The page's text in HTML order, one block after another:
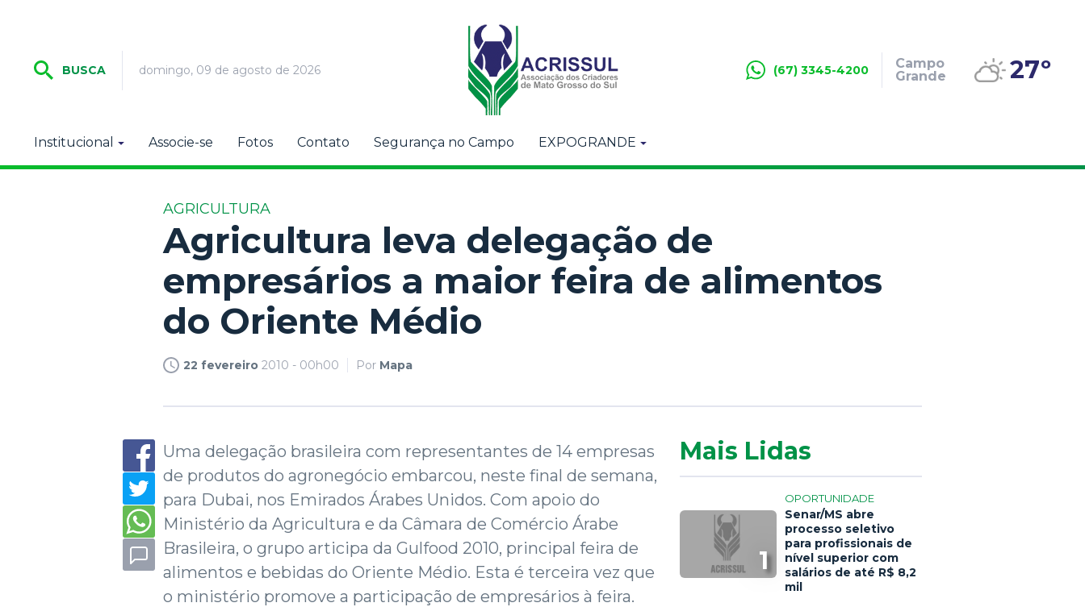
BUSCA domingo, 09 de agosto de 2026 (67) 3345-4200
Campo
Grande
27º
Institucional Associe-se Fotos Contato Segurança no Campo EXPOGRANDE
AGRICULTURA
Agricultura leva delegação de
empresários a maior feira de alimentos
do Oriente Médio
22 fevereiro 2010 - 00h00 Por Mapa
Uma delegação brasileira com representantes de 14 empresas
de produtos do agronegócio embarcou, neste final de semana,
para Dubai, nos Emirados Árabes Unidos. Com apoio do
Ministério da Agricultura e da Câmara de Comércio Árabe
Brasileira, o grupo articipa da Gulfood 2010, principal feira de
alimentos e bebidas do Oriente Médio. Esta é terceira vez que
o ministério promove a participação de empresários à feira.
Mais Lidas
1
OPORTUNIDADE
Senar/MS abre
processo seletivo
para profissionais de
nível superior com
salários de até R$ 8,2
mil